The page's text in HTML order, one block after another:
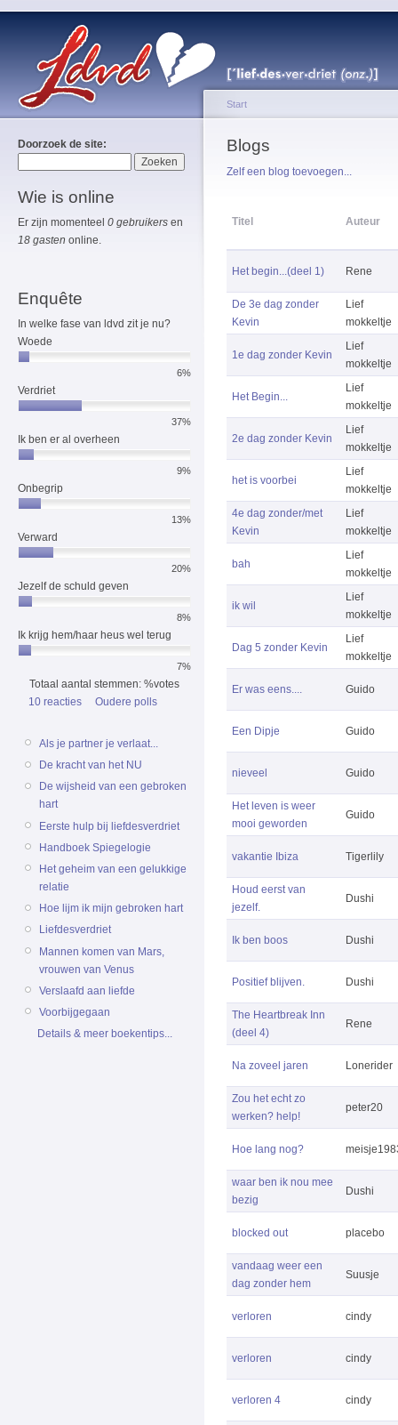
Doorzoek de site:
Wie is online
Er zijn momenteel 0 gebruikers en
18 gasten online.
Enquête
In welke fase van ldvd zit je nu?
Woede
6%
Verdriet
37%
Ik ben er al overheen
9%
Onbegrip
13%
Verward
20%
Jezelf de schuld geven
8%
Ik krijg hem/haar heus wel terug
7%
Totaal aantal stemmen: %votes
10 reacties
Oudere polls
Als je partner je verlaat...
De kracht van het NU
De wijsheid van een gebroken
hart
Eerste hulp bij liefdesverdriet
Handboek Spiegelogie
Het geheim van een gelukkige
relatie
Hoe lijm ik mijn gebroken hart
Liefdesverdriet
Mannen komen van Mars,
vrouwen van Venus
Verslaafd aan liefde
Voorbijgegaan
Details & meer boekentips...
Start
Blogs
Zelf een blog toevoegen...
Titel Auteur
Het begin...(deel 1) Rene
De 3e dag zonder
Kevin
Lief
mokkeltje
1e dag zonder Kevin
Lief
mokkeltje
Het Begin...
Lief
mokkeltje
2e dag zonder Kevin
Lief
mokkeltje
het is voorbei
Lief
mokkeltje
4e dag zonder/met
Kevin
Lief
mokkeltje
bah
Lief
mokkeltje
ik wil
Lief
mokkeltje
Dag 5 zonder Kevin
Lief
mokkeltje
Er was eens.... Guido
Een Dipje Guido
nieveel Guido
Het leven is weer
mooi geworden
Guido
vakantie Ibiza Tigerlily
Houd eerst van
jezelf.
Dushi
Ik ben boos Dushi
Positief blijven. Dushi
The Heartbreak Inn
(deel 4)
Rene
Na zoveel jaren Lonerider
Zou het echt zo
werken? help!
peter20
Hoe lang nog?
waar ben ik nou mee
bezig
Dushi
blocked out placebo
vandaag weer een
dag zonder hem
Suusje
verloren cindy
verloren cindy
verloren 4 cindy